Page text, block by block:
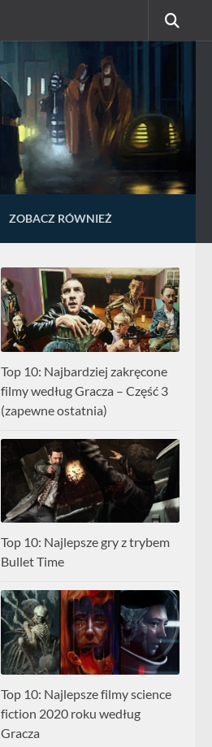
ZOBACZ RÓWNIEŻ
Top 10: Najbardziej zakręcone
filmy według Gracza – Część 3
(zapewne ostatnia)
Top 10: Najlepsze gry z trybem
Bullet Time
Top 10: Najlepsze filmy science
fiction 2020 roku według
Gracza